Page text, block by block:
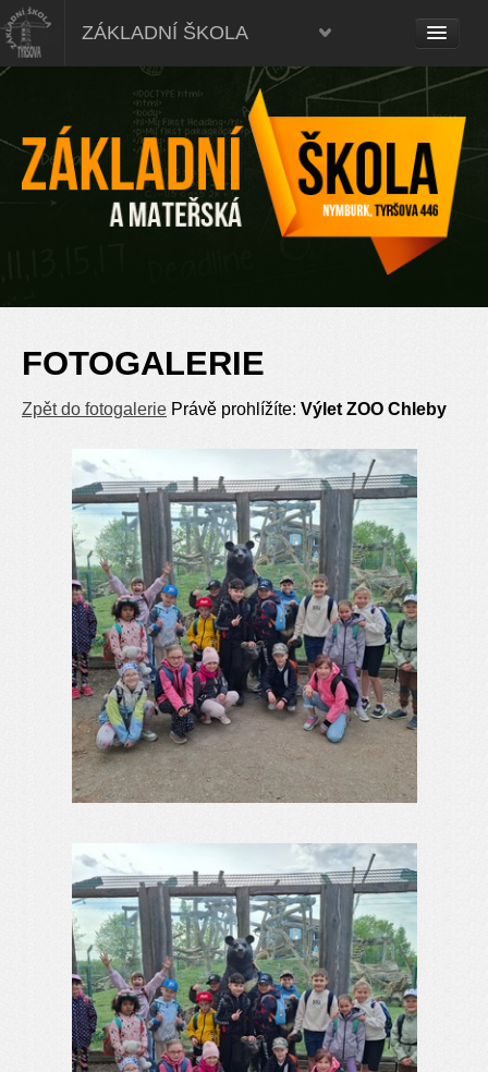
ZÁKLADNÍ ŠKOLA
FOTOGALERIE
Zpět do fotogalerie Právě prohlížíte: Výlet ZOO Chleby